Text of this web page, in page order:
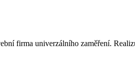
firma univerzálního zaměření.